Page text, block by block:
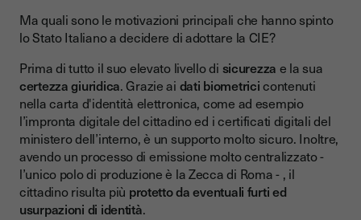
Ma quali sono le motivazioni principali che hanno spinto
lo Stato Italiano a decidere di adottare la CIE?
Prima di tutto il suo elevato livello di sicurezza e la sua
certezza giuridica. Grazie ai dati biometricicontenuti
nella carta d'identità elettronica, come ad esempio
l’impronta digitale del cittadino ed i certificati digitali del
ministero dell’interno, è un supporto molto sicuro. Inoltre,
avendo un processo di emissione molto centralizzato -
l’unico polo di produzione è la Zecca di Roma - , il
cittadino risulta più protetto da eventuali furti ed
usurpazioni di identità.